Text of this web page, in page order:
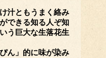
汁ともうまく絡み
できる知る人ぞ知
う巨大な生落花生
ん」的に味が染み